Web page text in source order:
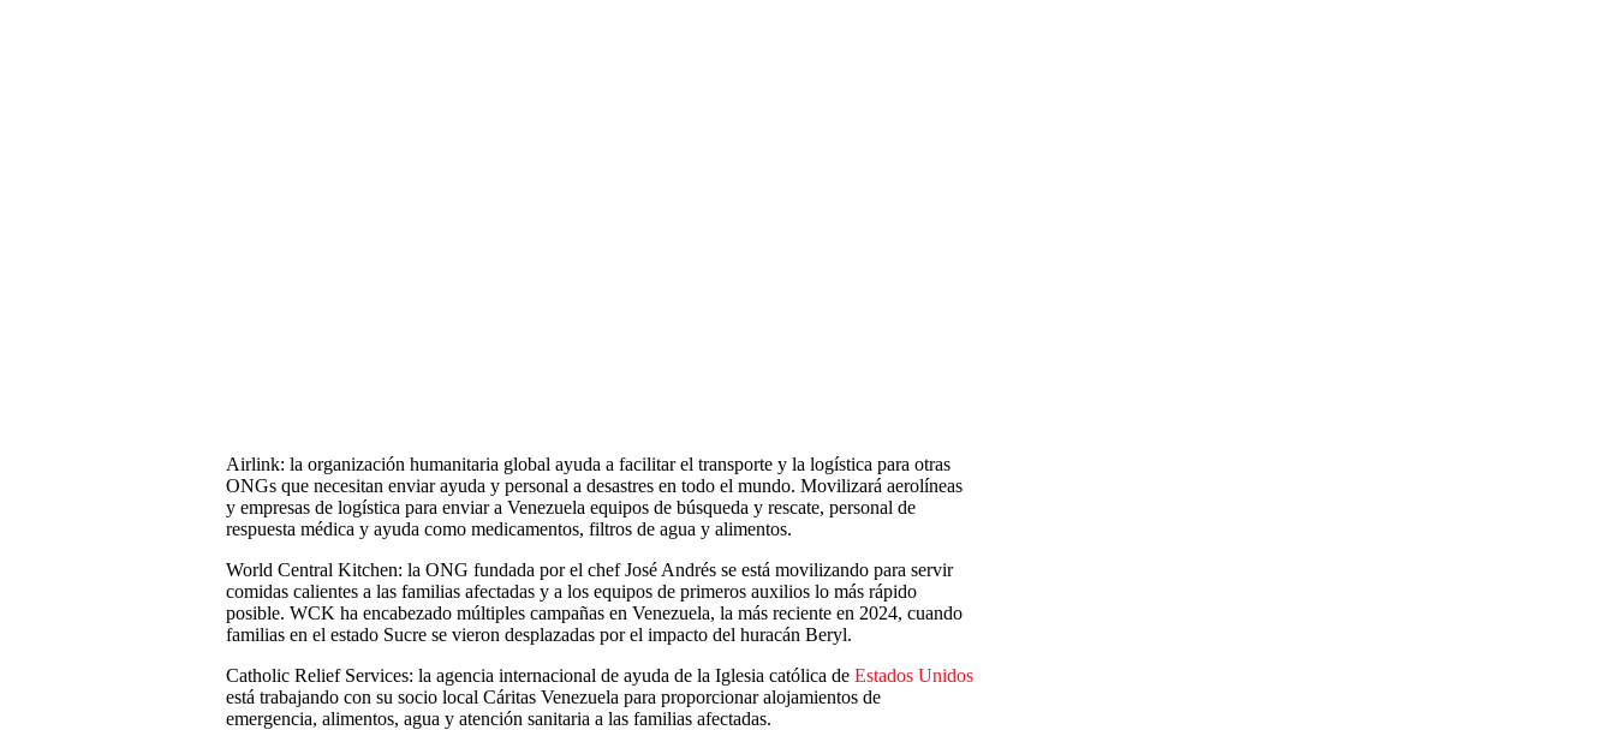
Airlink: la organización humanitaria global ayuda a facilitar el transporte y la logística para otras
ONGs que necesitan enviar ayuda y personal a desastres en todo el mundo. Movilizará aerolíneas
y empresas de logística para enviar a Venezuela equipos de búsqueda y rescate, personal de
respuesta médica y ayuda como medicamentos, filtros de agua y alimentos.
World Central Kitchen: la ONG fundada por el chef José Andrés se está movilizando para servir
comidas calientes a las familias afectadas y a los equipos de primeros auxilios lo más rápido
posible. WCK ha encabezado múltiples campañas en Venezuela, la más reciente en 2024, cuando
familias en el estado Sucre se vieron desplazadas por el impacto del huracán Beryl.
Catholic Relief Services: la agencia internacional de ayuda de la Iglesia católica de Estados Unidos
está trabajando con su socio local Cáritas Venezuela para proporcionar alojamientos de
emergencia, alimentos, agua y atención sanitaria a las familias afectadas.